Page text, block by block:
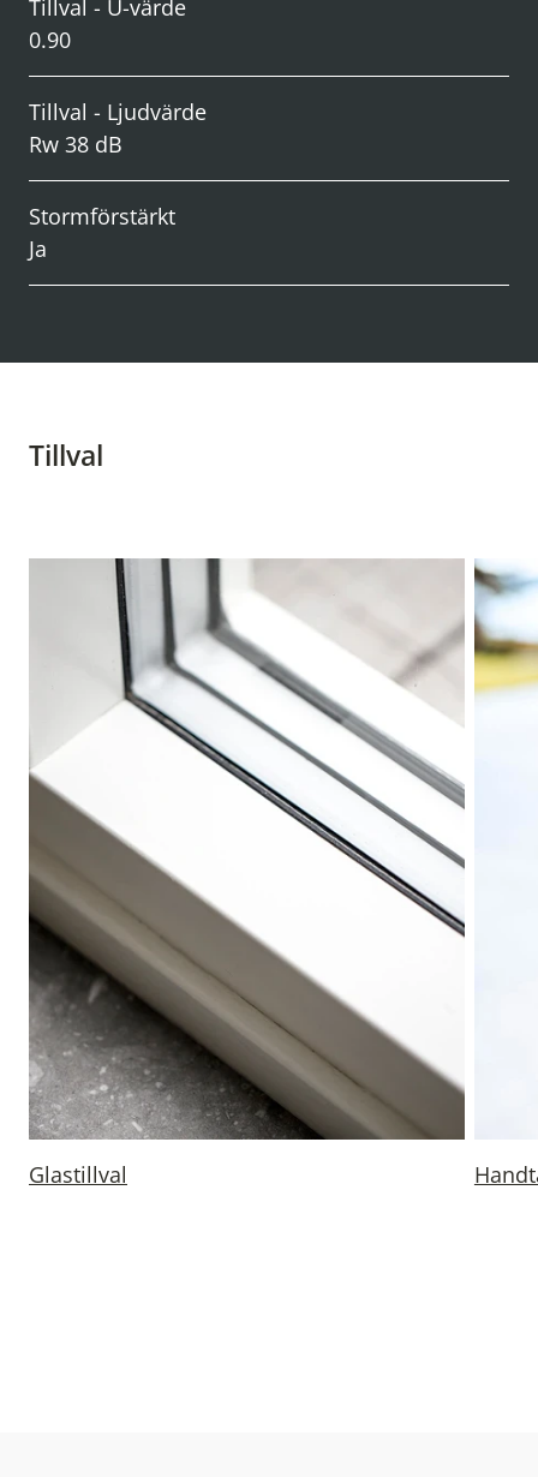
Tillval - U-värde
0.90
Tillval - Ljudvärde
Rw 38 dB
Stormförstärkt
Ja
Tillval
Glastillval